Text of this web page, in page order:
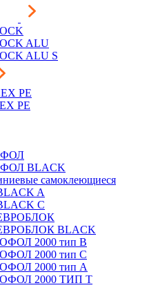
ALU
ALU S
PE
PE
BLACK
самоклеющиеся
A
С
BLACK
2000 тип B
2000 тип C
2000 тип А
2000 ТИП Т